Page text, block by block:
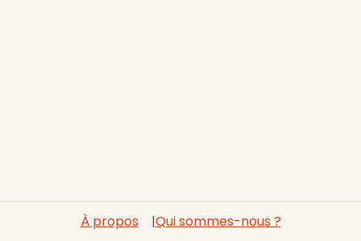
À propos Qui sommes-nous ?